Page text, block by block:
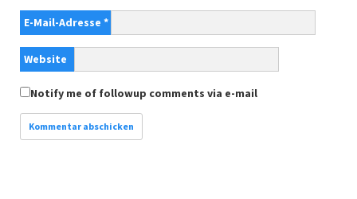
E-Mail-Adresse *
Website
Notify me of followup comments via e-mail